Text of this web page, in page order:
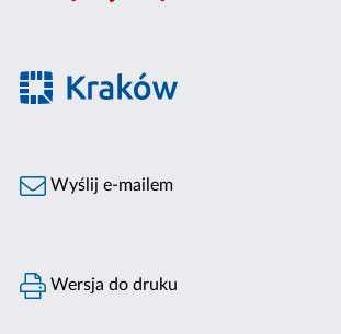
Wyślij e-mailem
Wersja do druku